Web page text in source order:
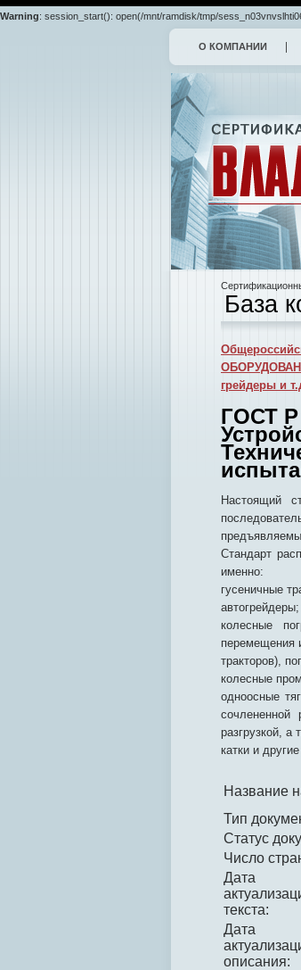
Warning: session_start(): open(/mnt/ramdisk/tmp/
О КОМПАНИИ
База
грейдеры и
ГОСТ
Настоящий
Стандарт
именно:
гусеничные
автогрейдеры;
колесные
перемещения
тракторов),
колесные
одноосные
разгрузкой, а
катки и
Название
Тип
Статус
Число
Дата
текста:
Дата
описания: